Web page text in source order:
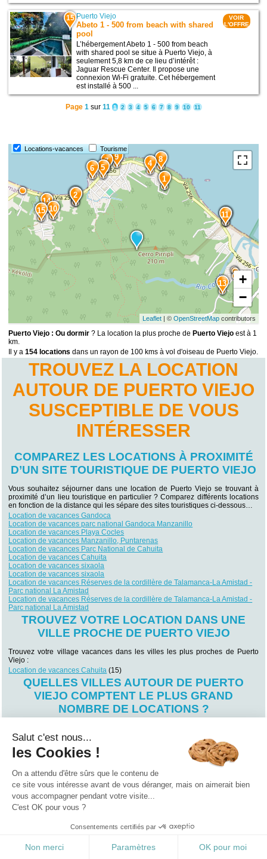
15 Puerto Viejo
Abeto 1 - 500 from beach with shared
pool
L’hébergement Abeto 1 - 500 from beach
with shared pool se situe à Puerto Viejo, à
seulement 5,8 km de ce lieu d’intérêt :
Jaguar Rescue Center. Il propose une
connexion Wi-Fi gratuite. Cet hébergement
est installé à 500 ...
VOIR
L'OFFRE
Page 1sur 11 1 2 3 4 5 6 7 8 9 10 11
Locations-vacances Tourisme
15
14
13
12
11
10
9 8
7
6
5 4
3
2
1
+
−
Leaflet| © OpenStreetMapcontributors
Puerto Viejo : Ou dormir ? La location la plus proche de Puerto Viejo est à 1
km.
Il y a154 locations dans un rayon de 100 kms à vol d'oiseau de Puerto Viejo.
TROUVEZ LA LOCATION
AUTOUR DE PUERTO VIEJO
SUSCEPTIBLE DE VOUS
INTÉRESSER
COMPAREZ LES LOCATIONS À PROXIMITÉ
D’UN SITE TOURISTIQUE DE PUERTO VIEJO
Vous souhaitez séjourner dans une location de Puerto Viejo se trouvant à
proximité d’un lieu touristique en particulier ? Comparez différents locations
en fonction de la distance qui les sépare des sites touristiques ci-dessous…
Location de vacances Gandoca
Location de vacances parc national Gandoca Manzanillo
Location de vacances Playa Cocles
Location de vacances Manzanillo, Puntarenas
Location de vacances Parc National de Cahuita
Location de vacances Cahuita
Location de vacances sixaola
Location de vacances sixaola
Location de vacances Réserves de la cordillère de Talamanca-La Amistad -
Parc national La Amistad
Location de vacances Réserves de la cordillère de Talamanca-La Amistad -
Parc national La Amistad
TROUVEZ VOTRE LOCATION DANS UNE
VILLE PROCHE DE PUERTO VIEJO
Trouvez votre village vacances dans les villes les plus proches de Puerto
Viejo :
Location de vacances Cahuita (15)
QUELLES VILLES AUTOUR DE PUERTO
VIEJO COMPTENT LE PLUS GRAND
NOMBRE DE LOCATIONS ?
Trouvez votre futur lieu de villégiature en fonction des villes qui comptent le
Location de vacances Bocas del Toro
Location de vacances Turrialba (2)
Location de vacances Siquirres
(1)
Qui sommes nous ? |Contactez-nous
0.326
Salut c'est nous...
les Cookies !
On a attendu d'être sûrs que le contenu de
ce site vous intéresse avant de vous déranger, mais on aimerait bien
vous accompagner pendant votre visite...
C'est OK pour vous ?
Consentements certifiés par
Non merci Paramètres OK pour moi